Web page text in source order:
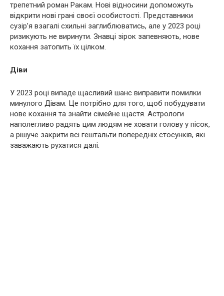
трепетний роман Ракам. Нові відносини допоможуть
відкрити нові грані своєї особистості. Представники
сузір’я взагалі схильні заглиблюватись, але у 2023 році
ризикують не виринути. Знавці зірок запевняють, нове
кохання затопить їх цілком.
Діви
У 2023 році випаде щасливий шанс виправити помилки
минулого Дівам. Це потрібно для того, щоб побудувати
нове кохання та знайти сімейне щастя. Астрологи
наполегливо радять цим людям не ховати голову у пісок,
а рішуче закрити всі гештальти попередніх стосунків, які
заважають рухатися далі.